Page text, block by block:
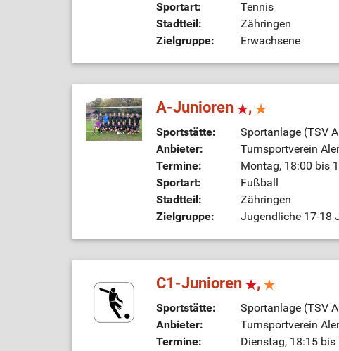
Sportart:
Tennis
Stadtteil:
Zähringen
Zielgruppe:
Erwachsene
A-Junioren ,
Sportstätte:
Sportanlage (TSV
Anbieter:
Turnsportverein
Termine:
Montag, 18:00 bis
Sportart:
Fußball
Stadtteil:
Zähringen
Zielgruppe:
Jugendliche 17-18
C1-Junioren ,
Sportstätte:
Sportanlage (TSV
Anbieter:
Turnsportverein
Termine:
Dienstag, 18:15 bis